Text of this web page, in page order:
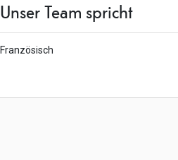
Unser Team spricht
Französisch